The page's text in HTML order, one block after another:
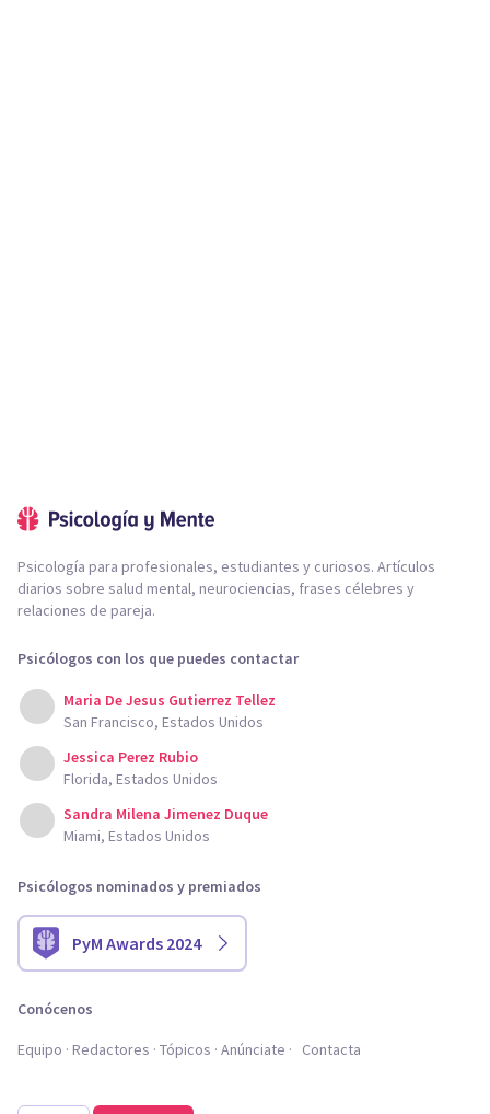
Psicología para profesionales, estudiantes y curiosos. Artículos
diarios sobre salud mental, neurociencias, frases célebres y
relaciones de pareja.
Psicólogos con los que puedes contactar
Maria De Jesus Gutierrez Tellez
San Francisco, Estados Unidos
Jessica Perez Rubio
Florida, Estados Unidos
Sandra Milena Jimenez Duque
Miami, Estados Unidos
Psicólogos nominados y premiados
PyM Awards 2024
Conócenos
Equipo Redactores Tópicos Anúnciate Contacta